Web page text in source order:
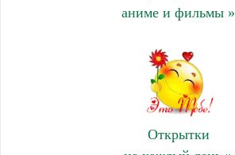
аниме и фильмы »
Открытки